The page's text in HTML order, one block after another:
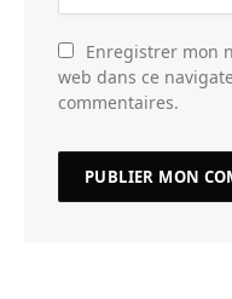
Enregistrer mon
web dans ce
commentaires.